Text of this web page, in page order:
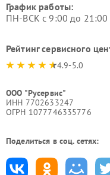
График работы:
ПН-ВСК с 9:00 до
Рейтинг сервисного
4.9-5.0
ООО "Русервис"
ИНН 7702633247
ОГРН 1077746335776
Поделиться в соц. сетях: